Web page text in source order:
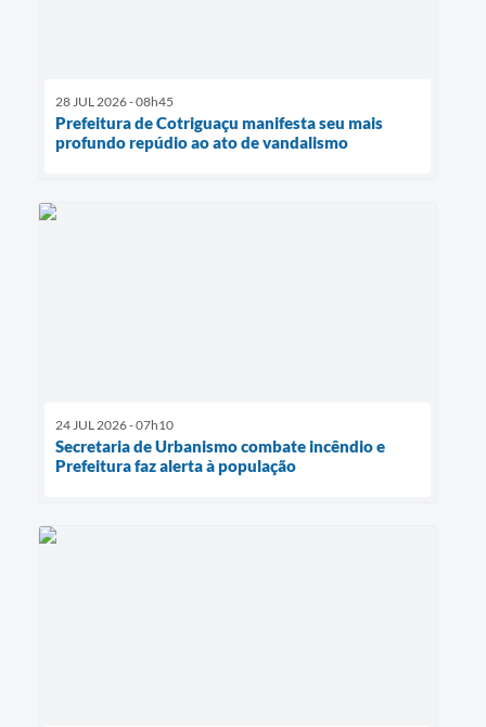
28 JUL 2026 - 08h45
Prefeitura de Cotriguaçu manifesta seu mais
profundo repúdio ao ato de vandalismo
24 JUL 2026 - 07h10
Secretaria de Urbanismo combate incêndio e
Prefeitura faz alerta à população